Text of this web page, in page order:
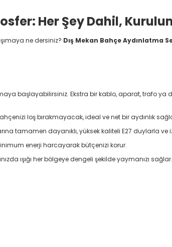
Her Şey Dahil,
ne dersiniz? Dış Mekan Bahçe Aydınlatma
başlayabilirsiniz. Ekstra bir kablo, aparat, trafo
loş bırakmayacak, ideal ve net bir aydınlık
tamamen dayanıklı, yüksek kaliteli E27 duylarla
enerji harcayarak bütçenizi korur.
ışığı her bölgeye dengeli şekilde yaymanızı sağlar.